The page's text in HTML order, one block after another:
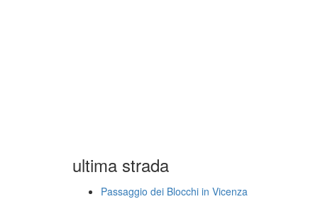
ultima strada
Passaggio dei Blocchi in Vicenza